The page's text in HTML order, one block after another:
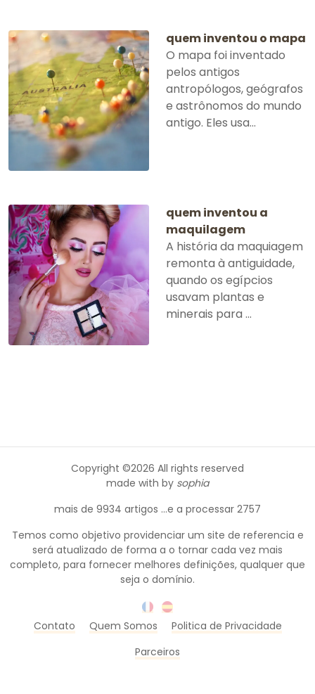
quem inventou o mapa
O mapa foi inventado
pelos antigos
antropólogos, geógrafos
e astrônomos do mundo
antigo. Eles usa...
quem inventou a
maquilagem
A história da maquiagem
remonta à antiguidade,
quando os egípcios
usavam plantas e
minerais para ...
Copyright ©2026 All rights reserved
made with by sophia
mais de 9934 artigos ...e a processar 2757
Temos como objetivo providenciar um site de referencia e
será atualizado de forma a o tornar cada vez mais
completo, para fornecer melhores definições, qualquer que
seja o domínio.
Contato Quem Somos
Politica de Privacidade
Parceiros